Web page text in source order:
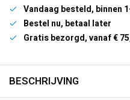
Vandaag besteld, binnen
Bestel nu, betaal later
Gratis bezorgd, vanaf €
BESCHRIJVING